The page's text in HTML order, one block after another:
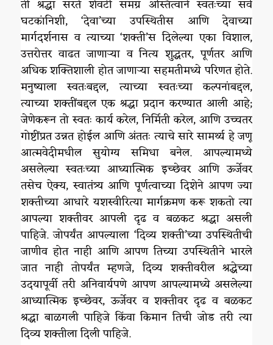
ती श्रद्धा सरते शेवटी समग्र अस्तित्वाने स्वतःच्या सर्व
घटकांनिशी, ‘देवा’च्या उपस्थितीस आणि देवाच्या
मार्गदर्शनास व त्याच्या ‘शक्ती’स दिलेल्या एका विशाल,
उत्तरोत्तर वाढत जाणाऱ्या व नित्य शुद्धतर, पूर्णतर आणि
अधिक शक्तिशाली होत जाणाऱ्या सहमतीमध्ये परिणत होते.
मनुष्याला स्वतःबद्दल, त्याच्या स्वतःच्या कल्पनांबद्दल,
त्याच्या शक्तींबद्दल एक श्रद्धा प्रदान करण्यात आली आहे;
जेणेकरून तो स्वतः कार्य करेल, निर्मिती करेल, आणि उच्चतर
गोष्टींप्रत उन्नत होईल आणि अंततः त्याचे सारे सामर्थ्य हे जणू
आत्मवेदीमधील सुयोग्य समिधा बनेल. आपल्यामध्ये
असलेल्या स्वतःच्या आध्यात्मिक इच्छेवर आणि ऊर्जेवर
तसेच ऐक्य, स्वातंत्र्य आणि पूर्णत्वाच्या दिशेने आपण ज्या
शक्तीच्या आधारे यशस्वीरित्या मार्गक्रमण करू शकतो त्या
आपल्या शक्तीवर आपली दृढ व बळकट श्रद्धा असली
पाहिजे. जोपर्यंत आपल्याला ‘दिव्य शक्ती’च्या उपस्थितीची
जाणीव होत नाही आणि आपण तिच्या उपस्थितीने भारले
जात नाही तोपर्यंत म्हणजे, दिव्य शक्तीवरील श्रद्धेच्या
उदयापूर्वी तरी अनिवार्यपणे आपण आपल्यामध्ये असलेल्या
आध्यात्मिक इच्छेवर, ऊर्जेवर व शक्तीवर दृढ व बळकट
श्रद्धा बाळगली पाहिजे किंवा किमान तिची जोड तरी त्या
दिव्य शक्तीला दिली पाहिजे.